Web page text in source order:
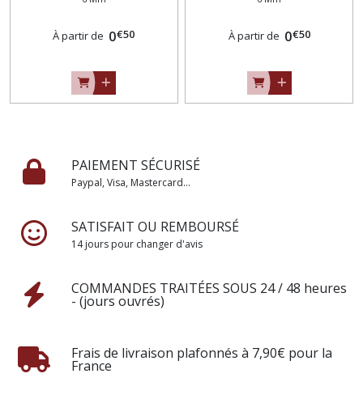
ou 10 mètres)
À partir de 0€50
(2,50 m ou 10 mètres)
À partir de 0€50
PAIEMENT SÉCURISÉ
Paypal, Visa, Mastercard...
SATISFAIT OU REMBOURSÉ
14 jours pour changer d'avis
COMMANDES TRAITÉES SOUS 24 / 48 heures
- (jours ouvrés)
Frais de livraison plafonnés à 7,90€ pour la
France